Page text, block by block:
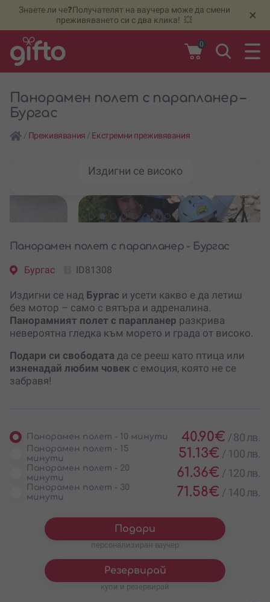
Знаете ли че❓Получателят на ваучера може да смени
преживяването си с два клика! 💥
×
0
Панорамен полет с парапланер –
Бургас
/ Преживявания / Екстремни преживявания
Издигни се високо
Панорамен полет с парапланер - Бургас
Бургас ID81308
Издигни се над Бургас и усети какво е да летиш
без мотор – само с вятъра и адреналина.
Панорамният полет с парапланер разкрива
невероятна гледка към морето и града от високо.
Подари си свободата да се рееш като птица или
изненадай любим човек с емоция, която не се
забравя!
Панорамен полет - 10 минути 40.90€ /80 лв.
Панорамен полет - 15
минути
51.13€ / 100 лв.
Панорамен полет - 20
минути
61.36€ / 120 лв.
Панорамен полет - 30
минути
71.58€ / 140 лв.
Подари
персонализиран ваучер
Резервирай
купи и резервирай